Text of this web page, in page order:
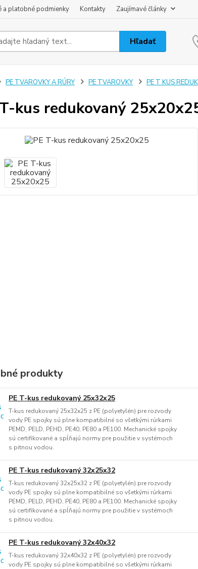
a platobné podmienky Kontakty Zaujímavé články
Hľadať
PE TVAROVKY A RÚRY PE TVAROVKY PE T KUS
kus redukovaný
produkty
PE T-kus redukovaný 25x32x25
T-kus redukovaný 25x32x25 z PE (polyetylén) pre rozvody
vody PE spojky sú plne kompatibilné so všetkými rúrkami
PEMD, PELD, PEHD, PE40, PE80 a PE100. Mechanické spojky
sú certifikované a spĺňajú normy pre použitie v systémoch
s pitnou vodou.
PE T-kus redukovaný 32x25x32
T-kus redukovaný 32x25x32 z PE (polyetylén) pre rozvody
vody PE spojky sú plne kompatibilné so všetkými rúrkami
PEMD, PELD, PEHD, PE40, PE80 a PE100. Mechanické spojky
sú certifikované a spĺňajú normy pre použitie v systémoch
s pitnou vodou.
PE T-kus redukovaný 32x40x32
T-kus redukovaný 32x40x32 z PE (polyetylén) pre rozvody
vody PE spojky sú plne kompatibilné so všetkými rúrkami